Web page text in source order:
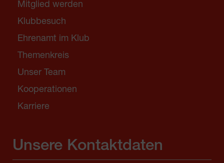
Mitglied werden
Klubbesuch
Ehrenamt im Klub
Themenkreis
Unser Team
Kooperationen
Karriere
Unsere Kontaktdaten